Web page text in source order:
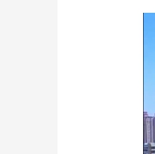
联
本
土
科